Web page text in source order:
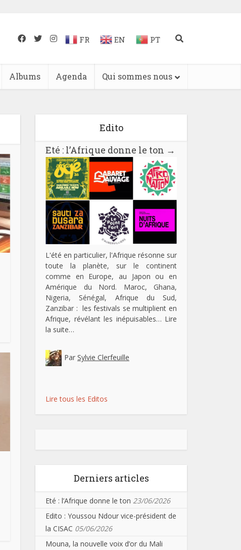
FR EN PT
Albums Agenda Qui sommes nous
Edito
Eté : l’Afrique donne le ton →
L'été en particulier, l'Afrique résonne sur
toute la planète, sur le continent
comme en Europe, au Japon ou en
Amérique du Nord. Maroc, Ghana,
Nigeria, Sénégal, Afrique du Sud,
Zanzibar : les festivals se multiplient en
Afrique, révélant les inépuisables… Lire
la suite…
Par Sylvie Clerfeuille
Lire tous les Editos
Derniers articles
Eté : l’Afrique donne le ton 23/06/2026
Edito : Youssou Ndour vice-président de
la CISAC 05/06/2026
Mouna, la nouvelle voix d’or du Mali